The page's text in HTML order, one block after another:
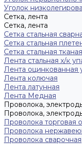
Уголок
Сетка, лента
Сетка, лента
Сетка стальная
Сетка стальная
Сетка стальная тканая
Лента стальная х/к
Лента оцинкованная
Лента колючая
Лента латунная
Лента Медная
Проволока,
Проволока,
Проволока торговая
Проволока
Проволока сварочная